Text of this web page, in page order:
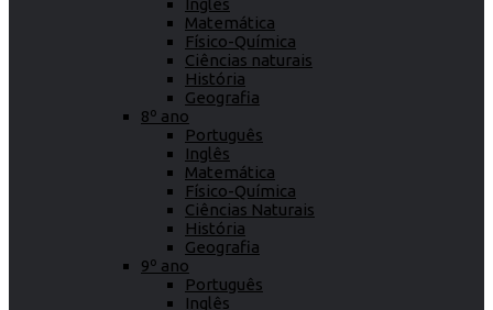
Inglês
Matemática
Físico-Química
Ciências naturais
História
Geografia
8º ano
Português
Inglês
Matemática
Físico-Química
Ciências Naturais
História
Geografia
9º ano
Português
Inglês